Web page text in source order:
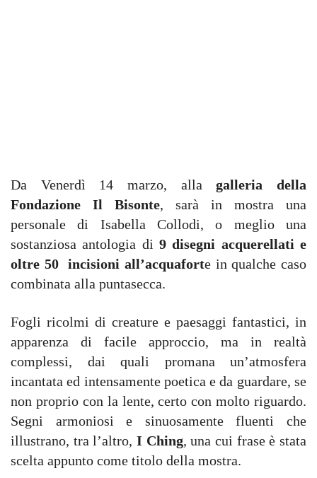
Da Venerdì 14 marzo, allagalleria della
Fondazione Il Bisonte, sarà in mostra una
personale di Isabella Collodi, o meglio una
sostanziosa antologia di 9 disegni acquerellati e
oltre 50 incisioni all’acquaforte in qualche caso
combinata alla puntasecca.
Fogli ricolmi di creature e paesaggi fantastici, in
apparenza di facile approccio, ma in realtà
complessi, dai quali promana un’atmosfera
incantata ed intensamente poetica e da guardare, se
non proprio con la lente, certo con molto riguardo.
Segni armoniosi e sinuosamente fluenti che
illustrano, tra l’altro, I Ching, una cui frase è stata
scelta appunto come titolo della mostra.